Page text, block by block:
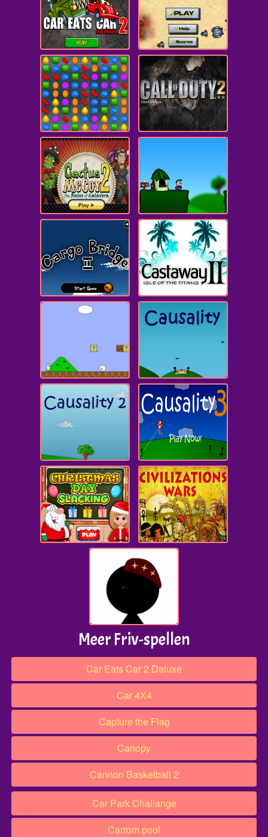
Meer Friv-spellen
Car Eats Car 2 Deluxe
Car 4X4
Capture the Flag
Canopy
Cannon Basketball 2
Car Park Challange
Carrom pool